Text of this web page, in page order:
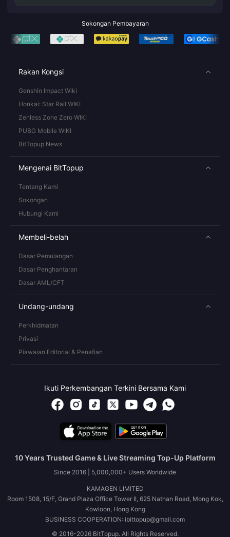
Sokongan Pembayaran
Rakan Kongsi
Genshin Impact Wiki
Honkai: Star Rail WIKI
Zenless Zone Zero WIKI
PUBG Mobile WIKI
BitTopup News
Mengenai BitTopup
Tentang Kami
Sokongan
Hubungi Kami
Membeli-belah
Dasar Pemulangan
Dasar Penghantaran
Dasar AML/CFT
Undang-undang
Perkhidmatan
Privasi
Piawaian Editorial & Penafian
Ikuti Perkembangan Terkini Bersama Kami
10 Years Trusted Game & Live Streaming Top-Up Platform
Since 2016 | 5,000,000+ Users Worldwide
KAMAGEN LIMITED
Room 1508, 15/F, Grand Plaza Office Tower II, 625 Nathan Road, Mong Kok,
Kowloon, Hong Kong
BUSINESS COOPERATION: ibittopup@gmail.com
© 2016-2026 BitTopup. All Rights Reserved.